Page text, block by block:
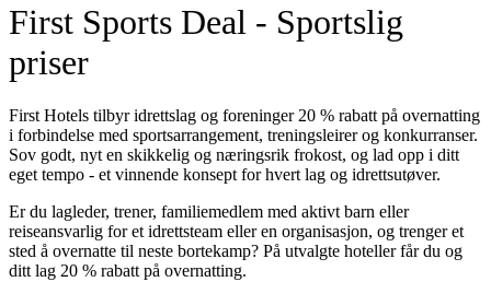
First Sports Deal - Sportslig
priser
First Hotels tilbyr idrettslag og foreninger 20 % rabatt på overnatting
i forbindelse med sportsarrangement, treningsleirer og konkurranser.
Sov godt, nyt en skikkelig og næringsrik frokost, og lad opp i ditt
eget tempo - et vinnende konsept for hvert lag og idrettsutøver.
Er du lagleder, trener, familiemedlem med aktivt barn eller
reiseansvarlig for et idrettsteam eller en organisasjon, og trenger et
sted å overnatte til neste bortekamp? På utvalgte hoteller får du og
ditt lag 20 % rabatt på overnatting.